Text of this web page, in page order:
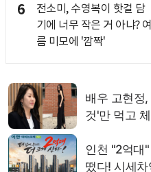
6
전소미, 수영복이 핫걸 담
기에 너무 작은 거 아냐? 여
름 미모에 '깜짝'